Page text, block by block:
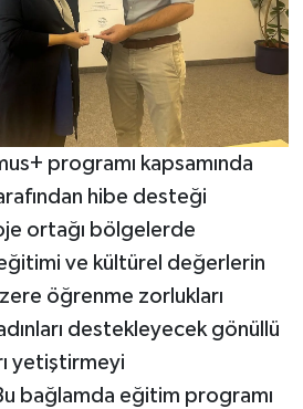
programı kapsamında
hibe desteği
ortağı bölgelerde
ve kültürel değerlerin
öğrenme zorlukları
destekleyecek gönüllü
yetiştirmeyi
bağlamda eğitim programı